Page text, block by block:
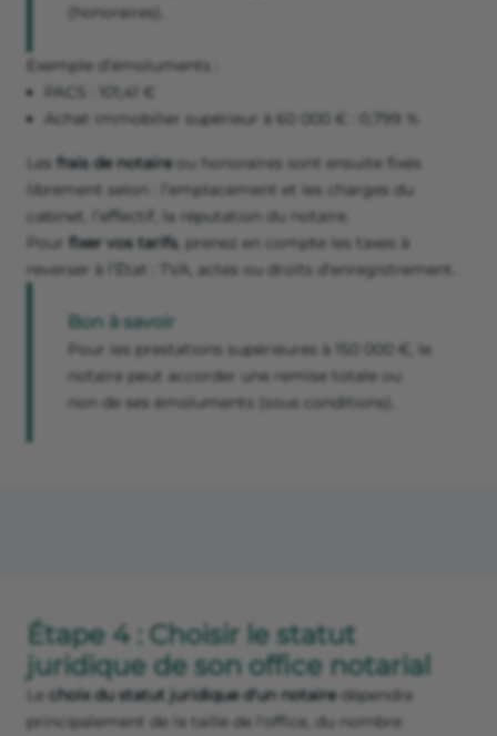
(honoraires).
Exemple d’émoluments :
PACS : 101,41 €
Achat immobilier supérieur à 60 000 € : 0,799 %
Les frais de notaireou honoraires sont ensuite fixés
librement selon : l’emplacement et les charges du
cabinet, l’effectif, la réputation du notaire.
Pour fixer vos tarifs, prenez en compte les taxes à
reverser à l’État : TVA, actes ou droits d’enregistrement.
Bon à savoir
Pour les prestations supérieures à 150 000 €, le
notaire peut accorder une remise totale ou
non de ses émoluments (sous conditions).
Étape 4 : Choisir le statut
juridique de son office notarial
Le choix du statut juridique d'un notairedépendra
principalement de la taille de l'office, du nombre